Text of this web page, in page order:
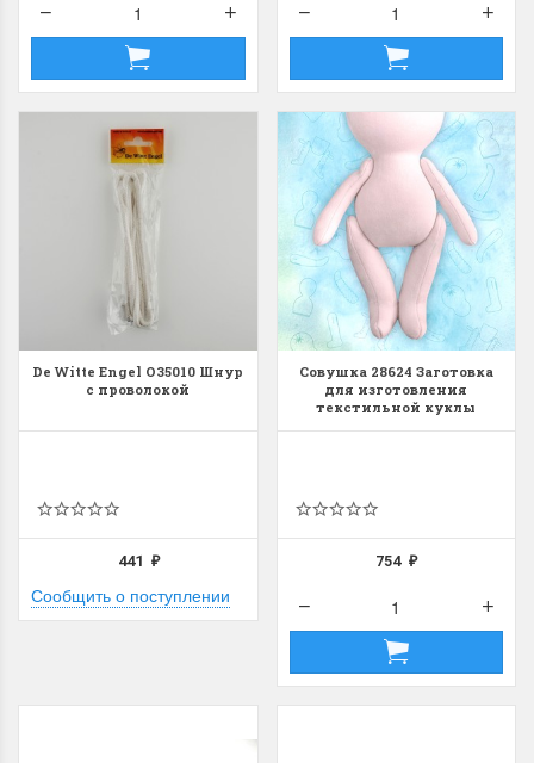
De Witte Engel O35010 Шнур
с проволокой
441 ₽
Сообщить о поступлении
Совушка 28624 Заготовка
для изготовления
текстильной куклы
754₽